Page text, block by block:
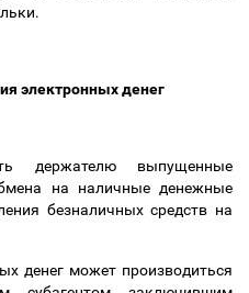
электронных денег
держателю выпущенные
на наличные денежные
безналичных средств на
денег может производиться